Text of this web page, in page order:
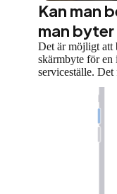
Kan man
man byter
Det är möjligt att
skärmbyte för en
serviceställe.